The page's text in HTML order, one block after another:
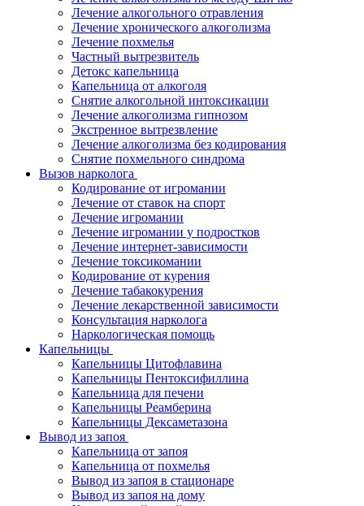
Лечение алкогольного отравления
Лечение хронического алкоголизма
Лечение похмелья
Частный вытрезвитель
Детокс капельница
Капельница от алкоголя
Снятие алкогольной интоксикации
Лечение алкоголизма гипнозом
Экстренное вытрезвление
Лечение алкоголизма без кодирования
Снятие похмельного синдрома
Вызов нарколога
Кодирование от игромании
Лечение от ставок на спорт
Лечение игромании
Лечение игромании у подростков
Лечение интернет-зависимости
Лечение токсикомании
Кодирование от курения
Лечение табакокурения
Лечение лекарственной зависимости
Консультация нарколога
Наркологическая помощь
Капельницы
Капельницы Цитофлавина
Капельницы Пентоксифиллина
Капельница для печени
Капельницы Реамберина
Капельницы Дексаметазона
Вывод из запоя
Капельница от запоя
Капельница от похмелья
Вывод из запоя в стационаре
Вывод из запоя на дому